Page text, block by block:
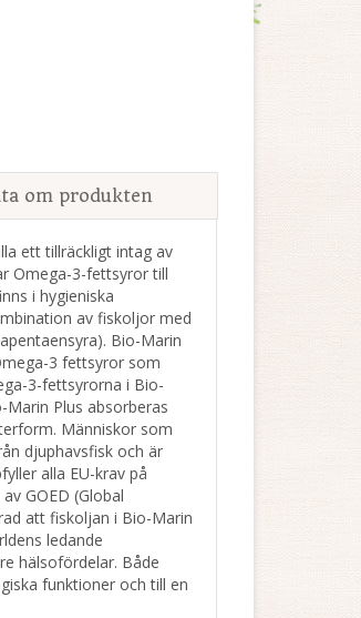
om produkten
ett tillräckligt intag av
Omega-3-fettsyror till
i hygieniska
av fiskoljor med
Bio-Marin
3 fettsyror som
3-fettsyrorna i Bio-
Plus absorberas
Människor som
djuphavsfisk och är
alla EU-krav på
GOED (Global
att fiskoljan i Bio-Marin
ledande
hälsofördelar. Både
funktioner och till en